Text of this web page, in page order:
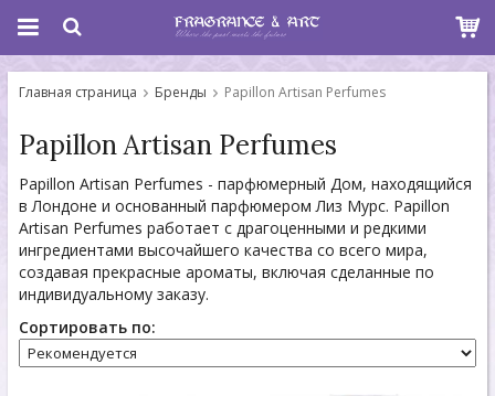
Главная страница Бренды Papillon Artisan Perfumes
Papillon Artisan Perfumes
Papillon Artisan Perfumes - парфюмерный Дом, находящийся
в Лондоне и основанный парфюмером Лиз Мурс. Papillon
Artisan Perfumes работает с драгоценными и редкими
ингредиентами высочайшего качества со всего мира,
создавая прекрасные ароматы, включая сделанные по
индивидуальному заказу.
Сортировать по: